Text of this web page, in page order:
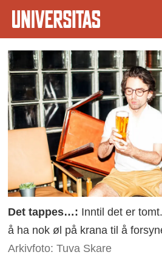
Det tappes…: Inntil det er
å ha nok øl på krana til å
Arkivfoto: Tuva Skare